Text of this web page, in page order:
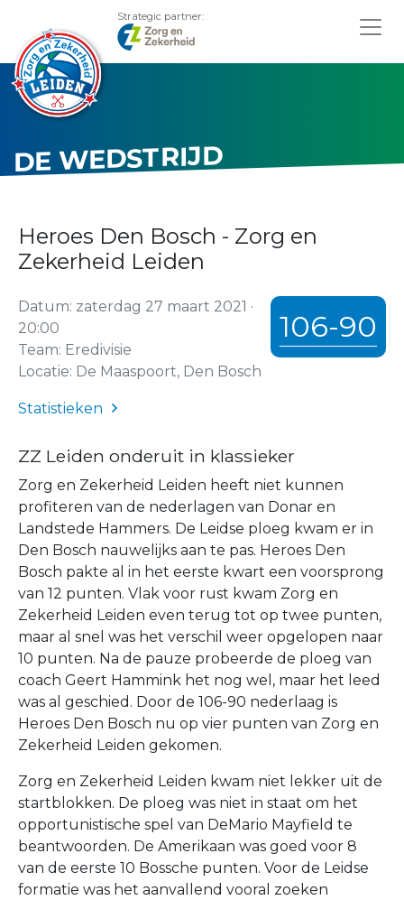
Strategic partner:
DE WEDSTRIJD
Heroes Den Bosch - Zorg en
Zekerheid Leiden
106-90
Datum: zaterdag 27 maart 2021 ·
20:00
Team: Eredivisie
Locatie: De Maaspoort, Den Bosch
Statistieken
ZZ Leiden onderuit in klassieker
Zorg en Zekerheid Leiden heeft niet kunnen
profiteren van de nederlagen van Donar en
Landstede Hammers. De Leidse ploeg kwam er in
Den Bosch nauwelijks aan te pas. Heroes Den
Bosch pakte al in het eerste kwart een voorsprong
van 12 punten. Vlak voor rust kwam Zorg en
Zekerheid Leiden even terug tot op twee punten,
maar al snel was het verschil weer opgelopen naar
10 punten. Na de pauze probeerde de ploeg van
coach Geert Hammink het nog wel, maar het leed
was al geschied. Door de 106-90 nederlaag is
Heroes Den Bosch nu op vier punten van Zorg en
Zekerheid Leiden gekomen.
Zorg en Zekerheid Leiden kwam niet lekker uit de
startblokken. De ploeg was niet in staat om het
opportunistische spel van DeMario Mayfield te
beantwoorden. De Amerikaan was goed voor 8
van de eerste 10 Bossche punten. Voor de Leidse
formatie was het aanvallend vooral zoeken